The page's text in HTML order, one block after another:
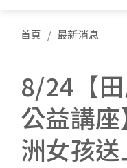
首頁 最新消息
8/24【
公益講
洲女孩